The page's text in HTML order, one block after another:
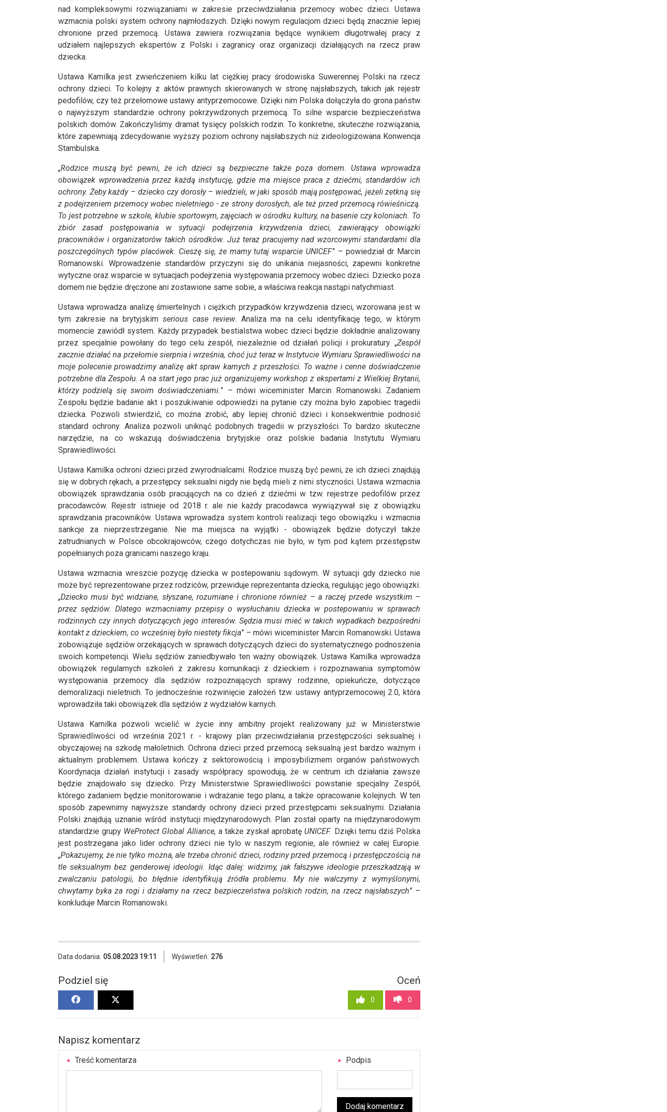
nad kompleksowymi rozwiązaniami w zakresie przeciwdziałania przemocy wobec dzieci. Ustawa
wzmacnia polski system ochrony najmłodszych. Dzięki nowym regulacjom dzieci będą znacznie lepiej
chronione przed przemocą. Ustawa zawiera rozwiązania będące wynikiem długotrwałej pracy z
udziałem najlepszych ekspertów z Polski i zagranicy oraz organizacji działających na rzecz praw
dziecka.
Ustawa Kamilka jest zwieńczeniem kilku lat ciężkiej pracy środowiska Suwerennej Polski na rzecz
ochrony dzieci. To kolejny z aktów prawnych skierowanych w stronę najsłabszych, takich jak rejestr
pedofilów, czy też przełomowe ustawy antyprzemocowe. Dzięki nim Polska dołączyła do grona państw
o najwyższym standardzie ochrony pokrzywdzonych przemocą. To silne wsparcie bezpieczeństwa
polskich domów. Zakończyliśmy dramat tysięcy polskich rodzin. To konkretne, skuteczne rozwiązania,
które zapewniają zdecydowanie wyższy poziom ochrony najsłabszych niż zideologizowana Konwencja
Stambulska.
„Rodzice muszą być pewni, że ich dzieci są bezpieczne także poza domem. Ustawa wprowadza
obowiązek wprowadzenia przez każdą instytucję, gdzie ma miejsce praca z dziećmi, standardów ich
ochrony. Żeby każdy – dziecko czy dorosły – wiedzieli, w jaki sposób mają postępować, jeżeli zetkną się
z podejrzeniem przemocy wobec nieletniego - ze strony dorosłych, ale też przed przemocą rówieśniczą.
To jest potrzebne w szkole, klubie sportowym, zajęciach w ośrodku kultury, na basenie czy koloniach. To
zbiór zasad postępowania w sytuacji podejrzenia krzywdzenia dzieci, zawierający obowiązki
pracowników i organizatorów takich ośrodków. Już teraz pracujemy nad wzorcowymi standardami dla
poszczególnych typów placówek. Cieszę się, że mamy tutaj wsparcie UNICEF” – powiedział dr Marcin
Romanowski. Wprowadzenie standardów przyczyni się do unikania niejasności, zapewni konkretne
wytyczne oraz wsparcie w sytuacjach podejrzenia występowania przemocy wobec dzieci. Dziecko poza
domem nie będzie dręczone ani zostawione same sobie, a właściwa reakcja nastąpi natychmiast.
Ustawa wprowadza analizę śmiertelnych i ciężkich przypadków krzywdzenia dzieci, wzorowana jest w
tym zakresie na brytyjskim serious case review. Analiza ma na celu identyfikację tego, w którym
momencie zawiódł system. Każdy przypadek bestialstwa wobec dzieci będzie dokładnie analizowany
przez specjalnie powołany do tego celu zespół, niezależnie od działań policji i prokuratury. „Zespół
zacznie działać na przełomie sierpnia i września, choć już teraz w Instytucie Wymiaru Sprawiedliwości na
moje polecenie prowadzimy analizę akt spraw karnych z przeszłości. To ważne i cenne doświadczenie
potrzebne dla Zespołu. A na start jego prac już organizujemy workshop z ekspertami z Wielkiej Brytanii,
którzy podzielą się swoim doświadczeniami.” – mówi wiceminister Marcin Romanowski. Zadaniem
Zespołu będzie badanie akt i poszukiwanie odpowiedzi na pytanie czy można było zapobiec tragedii
dziecka. Pozwoli stwierdzić, co można zrobić, aby lepiej chronić dzieci i konsekwentnie podnosić
standard ochrony. Analiza pozwoli uniknąć podobnych tragedii w przyszłości. To bardzo skuteczne
narzędzie, na co wskazują doświadczenia brytyjskie oraz polskie badania Instytutu Wymiaru
Sprawiedliwości.
Ustawa Kamilka ochroni dzieci przed zwyrodnialcami. Rodzice muszą być pewni, że ich dzieci znajdują
się w dobrych rękach, a przestępcy seksualni nigdy nie będą mieli z nimi styczności. Ustawa wzmacnia
obowiązek sprawdzania osób pracujących na co dzień z dziećmi w tzw. rejestrze pedofilów przez
pracodawców. Rejestr istnieje od 2018 r. ale nie każdy pracodawca wywiązywał się z obowiązku
sprawdzania pracowników. Ustawa wprowadza system kontroli realizacji tego obowiązku i wzmacnia
sankcje za nieprzestrzeganie. Nie ma miejsca na wyjątki - obowiązek będzie dotyczył także
zatrudnianych w Polsce obcokrajowców, czego dotychczas nie było, w tym pod kątem przestępstw
popełnianych poza granicami naszego kraju.
Ustawa wzmacnia wreszcie pozycję dziecka w postepowaniu sądowym. W sytuacji gdy dziecko nie
może być reprezentowane przez rodziców, przewiduje reprezentanta dziecka, regulując jego obowiązki.
„Dziecko musi być widziane, słyszane, rozumiane i chronione również – a raczej przede wszystkim –
przez sędziów. Dlatego wzmacniamy przepisy o wysłuchaniu dziecka w postepowaniu w sprawach
rodzinnych czy innych dotyczących jego interesów. Sędzia musi mieć w takich wypadkach bezpośredni
kontakt z dzieckiem, co wcześniej było niestety fikcja” – mówi wiceminister Marcin Romanowski. Ustawa
zobowiązuje sędziów orzekających w sprawach dotyczących dzieci do systematycznego podnoszenia
swoich kompetencji. Wielu sędziów zaniedbywało ten ważny obowiązek. Ustawa Kamilka wprowadza
obowiązek regularnych szkoleń z zakresu komunikacji z dzieckiem i rozpoznawania symptomów
występowania przemocy dla sędziów rozpoznających sprawy rodzinne, opiekuńcze, dotyczące
demoralizacji nieletnich. To jednocześnie rozwinięcie założeń tzw. ustawy antyprzemocowej 2.0, która
wprowadziła taki obowiązek dla sędziów z wydziałów karnych.
Ustawa Kamilka pozwoli wcielić w życie inny ambitny projekt realizowany już w Ministerstwie
Sprawiedliwości od września 2021 r. - krajowy plan przeciwdziałania przestępczości seksualnej i
obyczajowej na szkodę małoletnich. Ochrona dzieci przed przemocą seksualną jest bardzo ważnym i
aktualnym problemem. Ustawa kończy z sektorowością i imposybilizmem organów państwowych.
Koordynacja działań instytucji i zasady współpracy spowodują, że w centrum ich działania zawsze
będzie znajdowało się dziecko. Przy Ministerstwie Sprawiedliwości powstanie specjalny Zespół,
którego zadaniem będzie monitorowanie i wdrażanie tego planu, a także opracowanie kolejnych. W ten
sposób zapewnimy najwyższe standardy ochrony dzieci przed przestępcami seksualnymi. Działania
Polski znajdują uznanie wśród instytucji międzynarodowych. Plan został oparty na międzynarodowym
standardzie grupy WeProtect Global Alliance, a także zyskał aprobatę UNICEF. Dzięki temu dziś Polska
jest postrzegana jako lider ochrony dzieci nie tylo w naszym regionie, ale również w całej Europie.
„Pokazujemy, że nie tylko można, ale trzeba chronić dzieci, rodziny przed przemocą i przestępczością na
tle seksualnym bez genderowej ideologii. Idąc dalej: widzimy, jak fałszywe ideologie przeszkadzają w
zwalczaniu patologii, bo błędnie identyfikują źródła problemu. My nie walczymy z wymyślonymi,
chwytamy byka za rogi i działamy na rzecz bezpieczeństwa polskich rodzin, na rzecz najsłabszych” –
konkluduje Marcin Romanowski.
Data dodania: 05.08.2023 19:11 Wyświetleń: 276
Podziel się Oceń
0 0
Napisz komentarz
Treść komentarza Podpis
Dodaj komentarz